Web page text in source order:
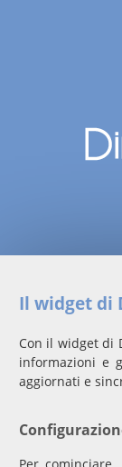
Il widget di
Con il widget di
informazioni e
aggiornati e
Per